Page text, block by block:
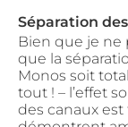
Séparation
Bien que je ne
que la
Monos soit
tout ! – l’effet
des canaux